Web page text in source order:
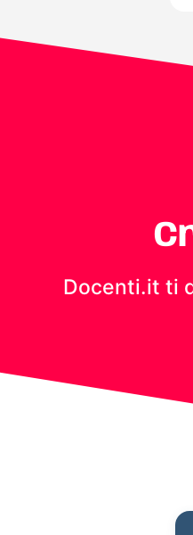
Docenti.it ti